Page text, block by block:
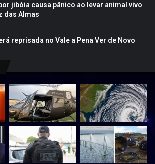
jibóia causa pânico ao levar animal vivo
das Almas
reprisada no Vale a Pena Ver de Novo